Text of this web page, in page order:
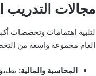
مجالات التدريب
لتلبية اهتمامات وتخصصات
العام مجموعة واسعة من
المحاسبة والمالية: